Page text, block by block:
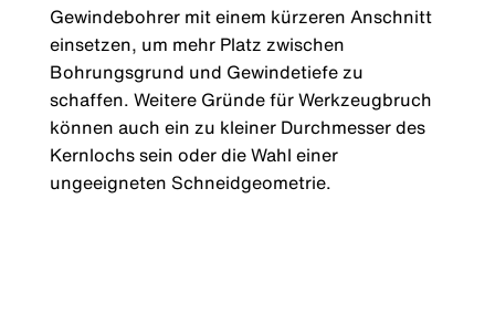
Gewindebohrer mit einem kürzeren Anschnitt
einsetzen, um mehr Platz zwischen
Bohrungsgrund und Gewindetiefe zu
schaffen. Weitere Gründe für Werkzeugbruch
können auch ein zu kleiner Durchmesser des
Kernlochs sein oder die Wahl einer
ungeeigneten Schneidgeometrie.